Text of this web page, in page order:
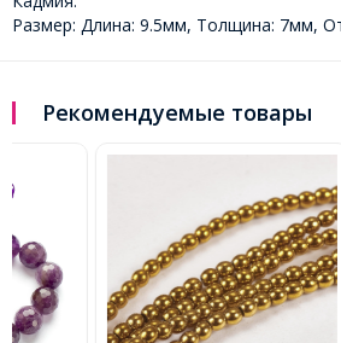
Размер: Длина: 9.5мм, Толщина: 7мм,
Рекомендуемые товары
-40%